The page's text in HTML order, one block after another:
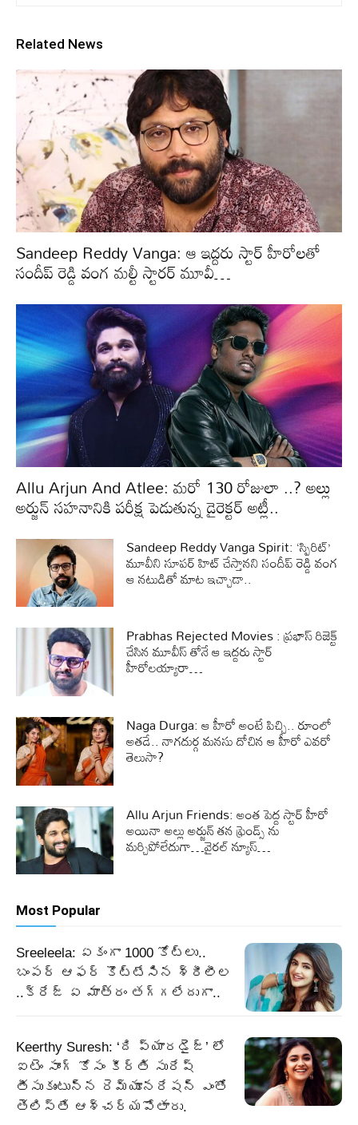
Related News
Sandeep Reddy Vanga: ఆ ఇద్దరు స్టార్ హీరోలతో
సందీప్ రెడ్డి వంగ మల్టీ స్టారర్ మూవీ…
Allu Arjun And Atlee: మరో 130 రోజులా ..? అల్లు
అర్జున్ సహనానికి పరీక్ష పెడుతున్న డైరెక్టర్ అట్లీ..
Sandeep Reddy Vanga Spirit: ‘స్పిరిట్’
మూవీని సూపర్ హిట్ చేస్తానని సందీప్ రెడ్డి వంగ
ఆ నటుడితో మాట ఇచ్చాడా..
Prabhas Rejected Movies : ప్రభాస్ రిజెక్ట్
చేసిన మూవీస్ తోనే ఆ ఇద్దరు స్టార్
హీరోలయ్యారా…
Naga Durga: ఆ హీరో అంటే పిచ్చి.. రూంలో
అతడే.. నాగదుర్గ మనసు దోచిన ఆ హీరో ఎవరో
తెలుసా?
Allu Arjun Friends: అంత పెద్ద స్టార్ హీరో
అయినా అల్లు అర్జున్ తన ఫ్రెండ్స్ ను
మర్చిపోలేదుగా…వైరల్ న్యూస్…
Most Popular
Sreeleela: ఏకంగా 1000 కోట్లు..
బంపర్ ఆఫర్ కొట్టేసిన శ్రీలీల
..క్రేజ్ ఏ మాత్రం తగ్గలేదుగా..
Keerthy Suresh: ‘ది ప్యారడైజ్’ లో
ఐటెం సాంగ్ కోసం కీర్తి సురేష్
తీసుకుంటున్న రెమ్యూనరేషన్ ఎంతో
తెలిస్తే ఆశ్చర్యపోతారు.